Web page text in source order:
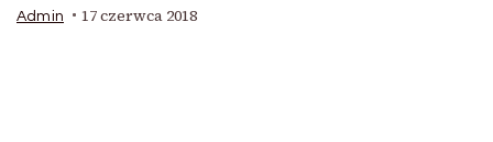
Admin 17 czerwca 2018